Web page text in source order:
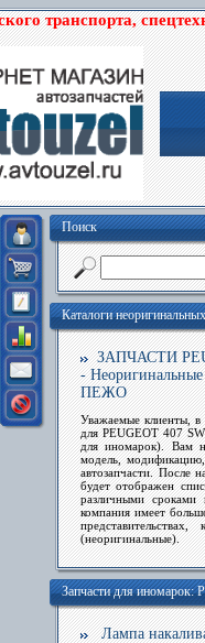
транспорта,
Поиск
Каталоги
ЗАПЧАСТИ
- Неоригинальные
ПЕЖО
Уважаемые клиенты, в
для PEUGEOT 407
для иномарок). Вам
модель,
автозапчасти. После
будет отображен
различными
компания имеет
(неоригинальные).
Запчасти для иномарок:
Лампа